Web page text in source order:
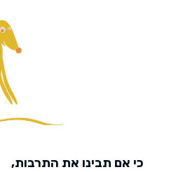
כי אם תבינו את התרבות,